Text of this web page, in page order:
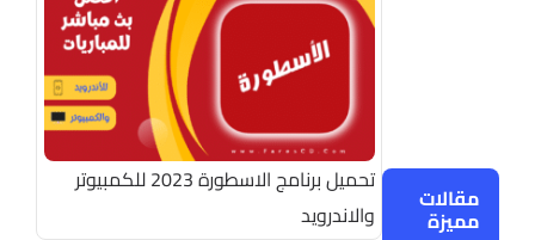
مقالات
مميزة
تحميل برنامج الاسطورة 2023 للكمبيوتر
والاندرويد